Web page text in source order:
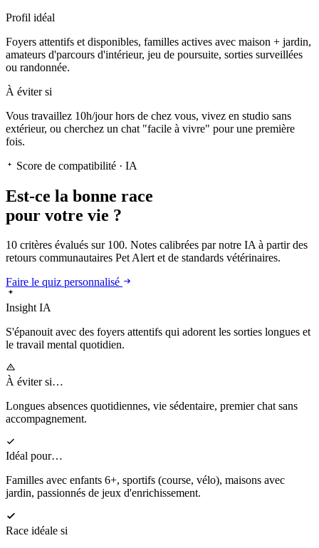
Profil idéal
Foyers attentifs et disponibles, familles actives avec maison + jardin,
amateurs d'parcours d'intérieur, jeu de poursuite, sorties surveillées
ou randonnée.
À éviter si
Vous travaillez 10h/jour hors de chez vous, vivez en studio sans
extérieur, ou cherchez un chat "facile à vivre" pour une première
fois.
Score de compatibilité · IA
Est-ce la bonne race
pour votre vie ?
10 critères évalués sur 100. Notes calibrées par notre IA à partir des
retours communautaires Pet Alert et de standards vétérinaires.
Faire le quiz personnalisé
Insight IA
S'épanouitavec des foyers attentifs qui adorent les sorties longues et
le travail mental quotidien.
À éviter si…
Longues absences quotidiennes, vie sédentaire, premier chat sans
accompagnement.
Idéal pour…
Familles avec enfants 6+, sportifs (course, vélo), maisons avec
jardin, passionnés de jeux d'enrichissement.
Race idéale si